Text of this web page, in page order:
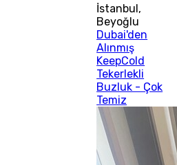
İstanbul,
Beyoğlu
Dubai'den
Alınmış
KeepCold
Tekerlekli
Buzluk - Çok
Temiz